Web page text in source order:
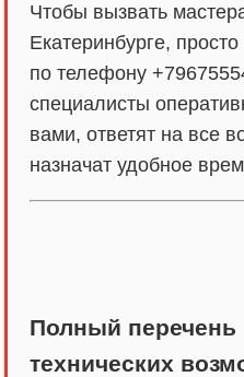
Чтобы вызвать
Екатеринбурге, просто
по телефону
специалисты
вами, ответят на все
назначат удобное
Полный
технических